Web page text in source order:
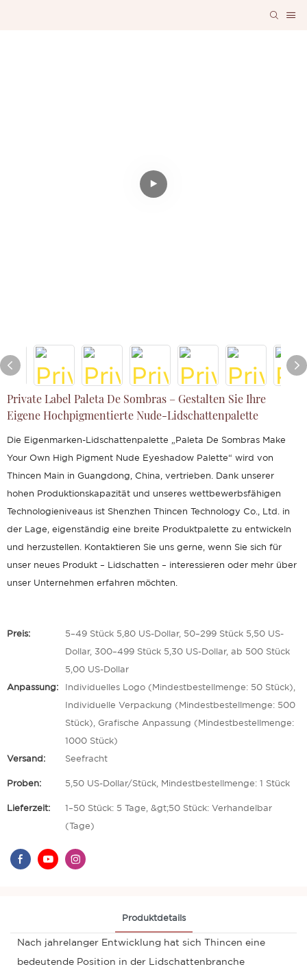
Private Label Paleta De Sombras – Gestalten Sie Ihre
Eigene Hochpigmentierte Nude-Lidschattenpalette
Die Eigenmarken-Lidschattenpalette „Paleta De Sombras Make
Your Own High Pigment Nude Eyeshadow Palette“ wird von
Thincen Main in Guangdong, China, vertrieben. Dank unserer
hohen Produktionskapazität und unseres wettbewerbsfähigen
Technologieniveaus ist Shenzhen Thincen Technology Co., Ltd. in
der Lage, eigenständig eine breite Produktpalette zu entwickeln
und herzustellen. Kontaktieren Sie uns gerne, wenn Sie sich für
unser neues Produkt – Lidschatten – interessieren oder mehr über
unser Unternehmen erfahren möchten.
Preis: 5–49 Stück 5,80 US-Dollar, 50–299 Stück 5,50 US-
Dollar, 300–499 Stück 5,30 US-Dollar, ab 500 Stück
5,00 US-Dollar
Anpassung: Individuelles Logo (Mindestbestellmenge: 50 Stück),
Individuelle Verpackung (Mindestbestellmenge: 500
Stück), Grafische Anpassung (Mindestbestellmenge:
1000 Stück)
Versand: Seefracht
Proben: 5,50 US-Dollar/Stück, Mindestbestellmenge: 1 Stück
Lieferzeit: 1–50 Stück: 5 Tage, &gt;50 Stück: Verhandelbar
(Tage)
Produktdetails
Nach jahrelanger Entwicklung hat sich Thincen eine
bedeutende Position in der Lidschattenbranche